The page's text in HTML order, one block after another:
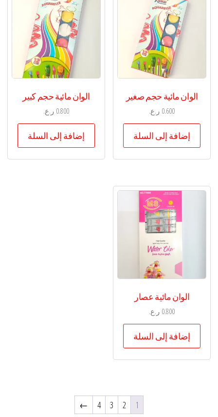
الوان مائية حجم صغير
0.600 ر.ع.
إضافة إلى السلة
الوان مائية حجم كبير
0.800 ر.ع.
إضافة إلى السلة
الوان مائية عصار
0.800 ر.ع.
إضافة إلى السلة
1
2
3
4
←